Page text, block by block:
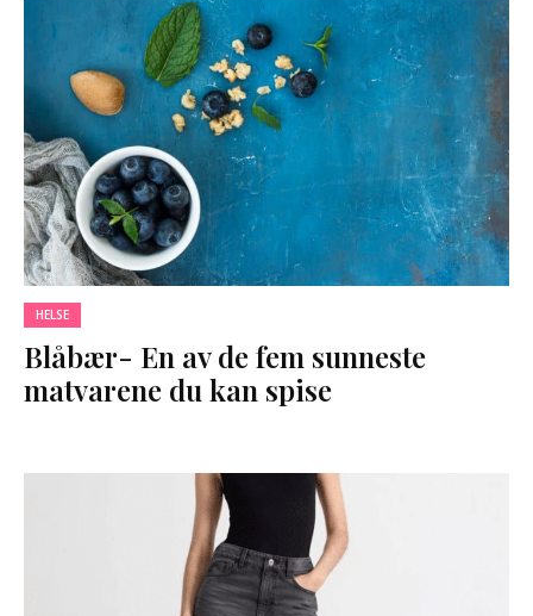
HELSE
Blåbær- En av de fem sunneste
matvarene du kan spise